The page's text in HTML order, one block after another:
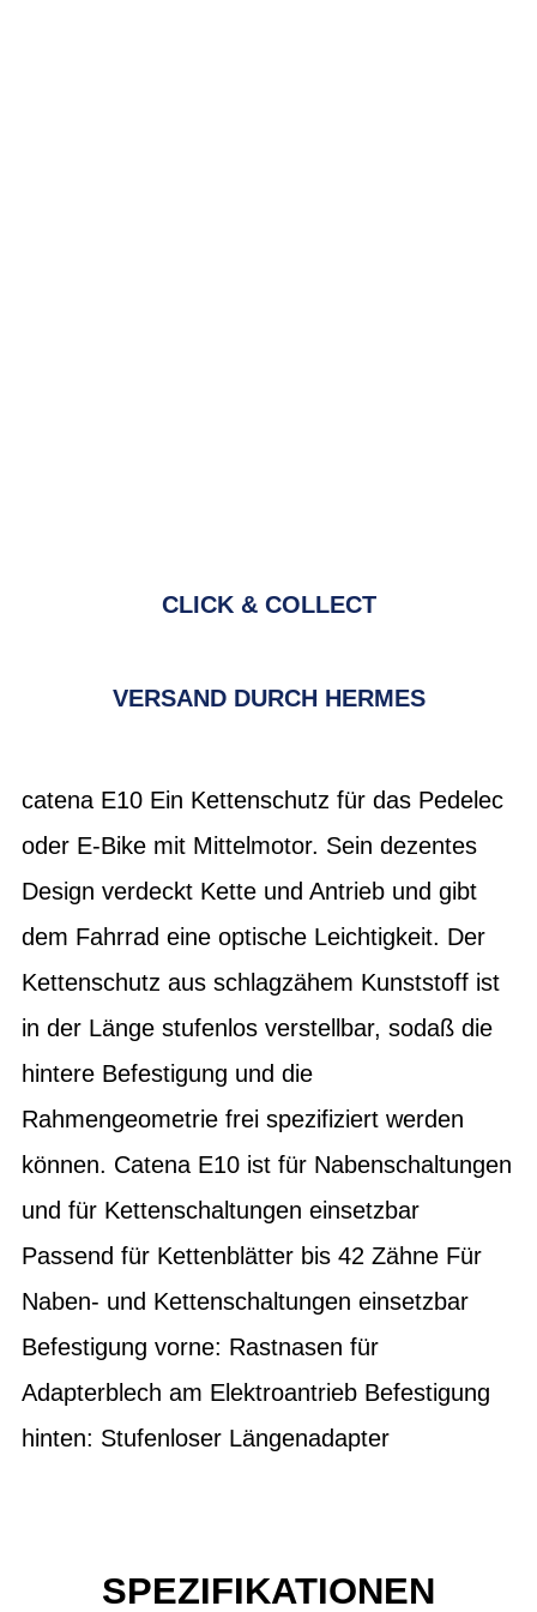
CLICK & COLLECT
VERSAND DURCH HERMES
catena E10 Ein Kettenschutz für das Pedelec
oder E-Bike mit Mittelmotor. Sein dezentes
Design verdeckt Kette und Antrieb und gibt
dem Fahrrad eine optische Leichtigkeit. Der
Kettenschutz aus schlagzähem Kunststoff ist
in der Länge stufenlos verstellbar, sodaß die
hintere Befestigung und die
Rahmengeometrie frei spezifiziert werden
können. Catena E10 ist für Nabenschaltungen
und für Kettenschaltungen einsetzbar
Passend für Kettenblätter bis 42 Zähne Für
Naben- und Kettenschaltungen einsetzbar
Befestigung vorne: Rastnasen für
Adapterblech am Elektroantrieb Befestigung
hinten: Stufenloser Längenadapter
SPEZIFIKATIONEN